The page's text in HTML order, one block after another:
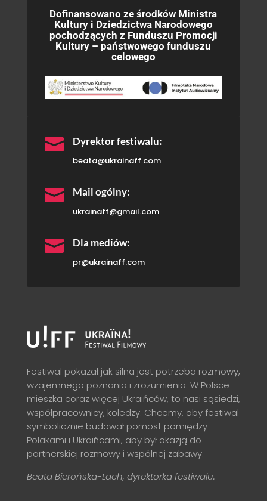
Dofinansowano ze środków Ministra
Kultury i Dziedzictwa Narodowego
pochodzących z Funduszu Promocji
Kultury – państwowego funduszu
celowego
 Dyrektor festiwalu:
beata@ukrainaff.com
 Mail ogólny:
ukrainaff@gmail.com
 Dla mediów:
pr@ukrainaff.com
Festiwal pokazał jak silna jest potrzeba rozmowy,
wzajemnego poznania i zrozumienia. W Polsce
mieszka coraz więcej Ukraińców, to nasi sąsiedzi,
współpracownicy, koledzy. Chcemy, aby festiwal
symbolicznie budował pomost pomiędzy
Polakami i Ukraińcami, aby był okazją do
partnerskiej rozmowy i wspólnej zabawy.
Beata Bierońska-Lach, dyrektorka festiwalu.